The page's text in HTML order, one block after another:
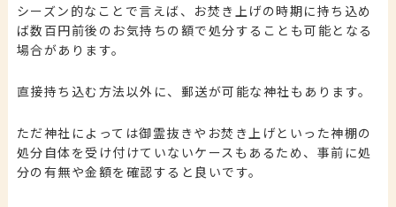
シーズン的なことで言えば、お焚き上げの時期に持ち込め
ば数百円前後のお気持ちの額で処分することも可能となる
場合があります。
直接持ち込む方法以外に、郵送が可能な神社もあります。
ただ神社によっては御霊抜きやお焚き上げといった神棚の
処分自体を受け付けていないケースもあるため、事前に処
分の有無や金額を確認すると良いです。